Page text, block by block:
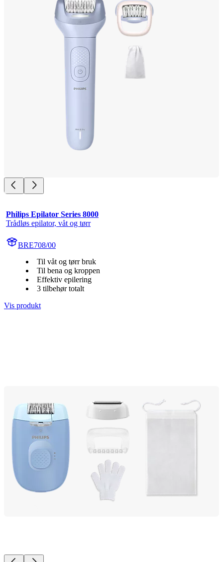
Philips Epilator Series 8000
Trådløs epilator, våt og tørr
BRE708/00
Til våt og tørr bruk
Til bena og kroppen
Effektiv epilering
3 tilbehør totalt
Vis produkt